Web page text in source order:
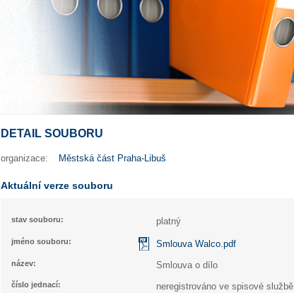
DETAIL SOUBORU
organizace: Městská část Praha-Libuš
Aktuální verze souboru
stav souboru: platný
jméno souboru: Smlouva Walco.pdf
název: Smlouva o dílo
číslo jednací: neregistrováno ve spisové službě